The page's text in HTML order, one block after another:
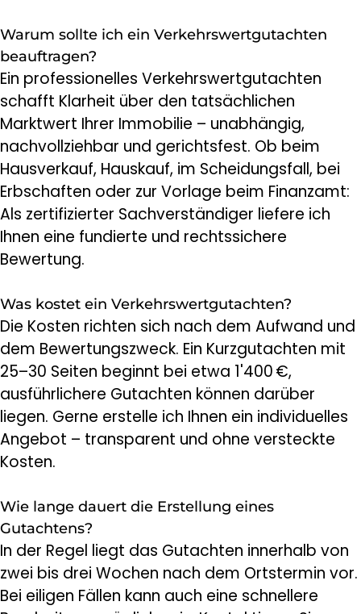
Warum sollte ich ein Verkehrswertgutachten
beauftragen?
Ein professionelles Verkehrswertgutachten
schafft Klarheit über den tatsächlichen
Marktwert Ihrer Immobilie – unabhängig,
nachvollziehbar und gerichtsfest. Ob beim
Hausverkauf, Hauskauf, im Scheidungsfall, bei
Erbschaften oder zur Vorlage beim Finanzamt:
Als zertifizierter Sachverständiger liefere ich
Ihnen eine fundierte und rechtssichere
Bewertung.
Was kostet ein Verkehrswertgutachten?
Die Kosten richten sich nach dem Aufwand und
dem Bewertungszweck. Ein Kurzgutachten mit
25–30 Seiten beginnt bei etwa 1'400 €,
ausführlichere Gutachten können darüber
liegen. Gerne erstelle ich Ihnen ein individuelles
Angebot – transparent und ohne versteckte
Kosten.
Wie lange dauert die Erstellung eines
Gutachtens?
In der Regel liegt das Gutachten innerhalb von
zwei bis drei Wochen nach dem Ortstermin vor.
Bei eiligen Fällen kann auch eine schnellere